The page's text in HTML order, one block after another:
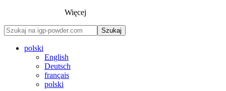
Więcej
Szukaj
polski
English
Deutsch
français
polski